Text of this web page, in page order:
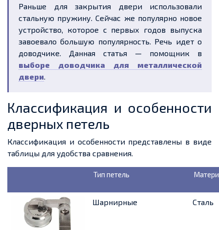
Раньше для закрытия двери использовали
стальную пружину. Сейчас же популярно новое
устройство, которое с первых годов выпуска
завоевало большую популярность. Речь идет о
доводчике. Данная статья — помощник в
выборе доводчика для металлической
двери
Классификация и особенности
дверных петель
Классификация и особенности представлены в виде
таблицы для удобства сравнения.
Тип петель
Шарнирные Сталь